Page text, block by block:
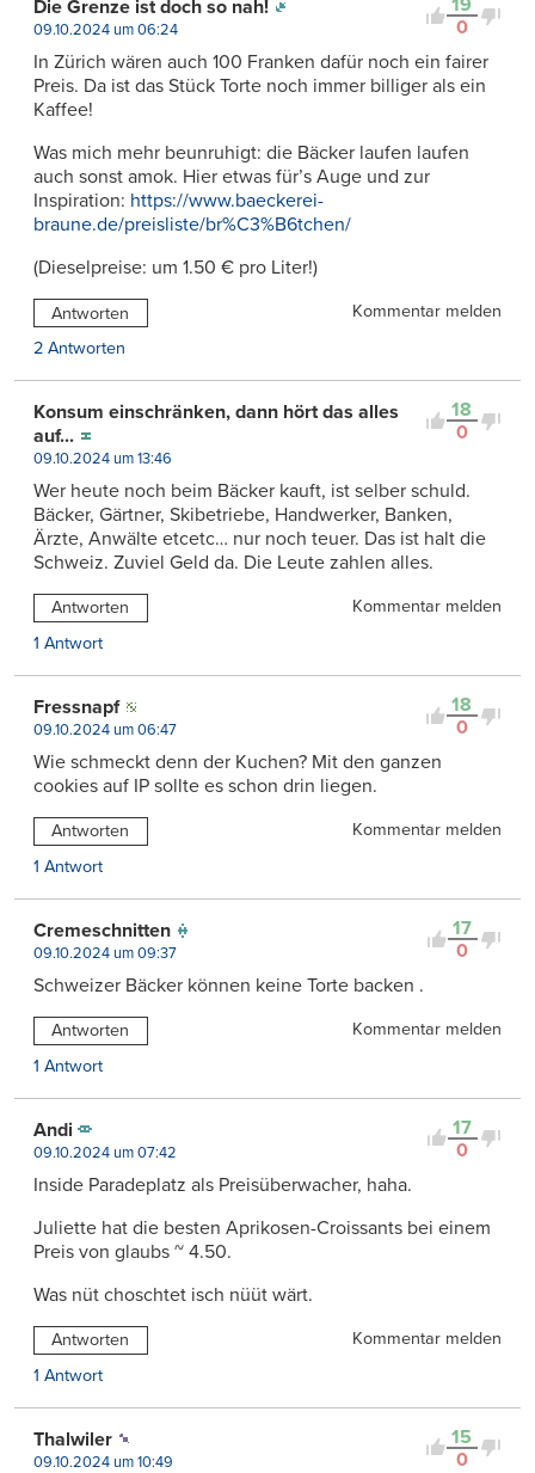
19
0
Die Grenze ist doch so nah!
09.10.2024 um 06:24
In Zürich wären auch 100 Franken dafür noch ein fairer
Preis. Da ist das Stück Torte noch immer billiger als ein
Kaffee!
Was mich mehr beunruhigt: die Bäcker laufen laufen
auch sonst amok. Hier etwas für’s Auge und zur
Inspiration: https://www.baeckerei-
braune.de/preisliste/br%C3%B6tchen/
(Dieselpreise: um 1.50 € pro Liter!)
Antworten
Kommentar melden
2 Antworten
18
0
Konsum einschränken, dann hört das alles
auf...
09.10.2024 um 13:46
Wer heute noch beim Bäcker kauft, ist selber schuld.
Bäcker, Gärtner, Skibetriebe, Handwerker, Banken,
Ärzte, Anwälte etcetc… nur noch teuer. Das ist halt die
Schweiz. Zuviel Geld da. Die Leute zahlen alles.
Antworten
Kommentar melden
1 Antwort
18
0
Fressnapf
09.10.2024 um 06:47
Wie schmeckt denn der Kuchen? Mit den ganzen
cookies auf IP sollte es schon drin liegen.
Antworten
Kommentar melden
1 Antwort
17
0
Cremeschnitten
09.10.2024 um 09:37
Schweizer Bäcker können keine Torte backen .
Antworten
Kommentar melden
1 Antwort
17
0
Andi
09.10.2024 um 07:42
Inside Paradeplatz als Preisüberwacher, haha.
Juliette hat die besten Aprikosen-Croissants bei einem
Preis von glaubs ~ 4.50.
Was nüt choschtet isch nüüt wärt.
Antworten
Kommentar melden
1 Antwort
15
0
Thalwiler
09.10.2024 um 10:49